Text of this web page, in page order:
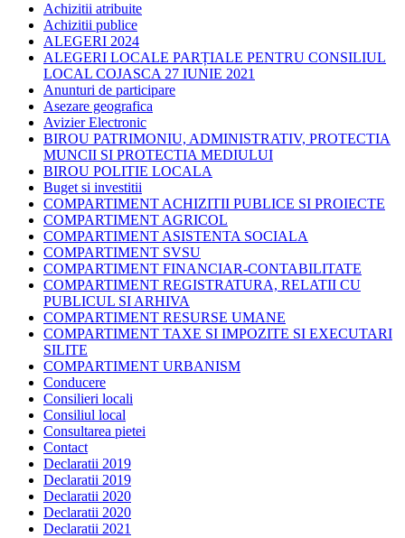
Achizitii atribuite
Achizitii publice
ALEGERI 2024
ALEGERI LOCALE PARȚIALE PENTRU CONSILIUL
LOCAL COJASCA 27 IUNIE 2021
Anunturi de participare
Asezare geografica
Avizier Electronic
BIROU PATRIMONIU, ADMINISTRATIV, PROTECTIA
MUNCII SI PROTECTIA MEDIULUI
BIROU POLITIE LOCALA
Buget si investitii
COMPARTIMENT ACHIZITII PUBLICE SI PROIECTE
COMPARTIMENT AGRICOL
COMPARTIMENT ASISTENTA SOCIALA
COMPARTIMENT SVSU
COMPARTIMENT FINANCIAR-CONTABILITATE
COMPARTIMENT REGISTRATURA, RELATII CU
PUBLICUL SI ARHIVA
COMPARTIMENT RESURSE UMANE
COMPARTIMENT TAXE SI IMPOZITE SI EXECUTARI
SILITE
COMPARTIMENT URBANISM
Conducere
Consilieri locali
Consiliul local
Consultarea pietei
Contact
Declaratii 2019
Declaratii 2019
Declaratii 2020
Declaratii 2020
Declaratii 2021